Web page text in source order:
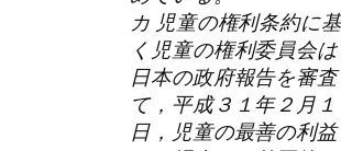
カ 児童の権利条約に
く児童の権利委員会は
日本の政府報告を審査
て，平成３１年２月１
日，児童の最善の利